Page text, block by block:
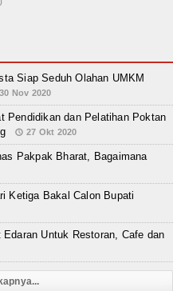
Siap Seduh Olahan UMKM
30 Nov 2020
Pendidikan dan Pelatihan Poktan
27 Okt 2020
Pakpak Bharat, Bagaimana
Ketiga Bakal Calon Bupati
Untuk Restoran, Cafe dan